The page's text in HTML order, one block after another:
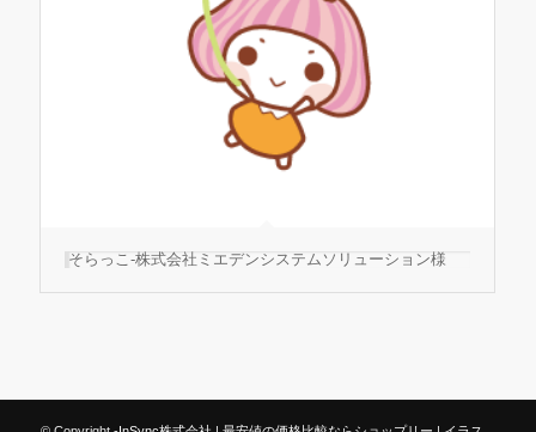
そらっこ-株式会社ミエデンシステムソリューション様